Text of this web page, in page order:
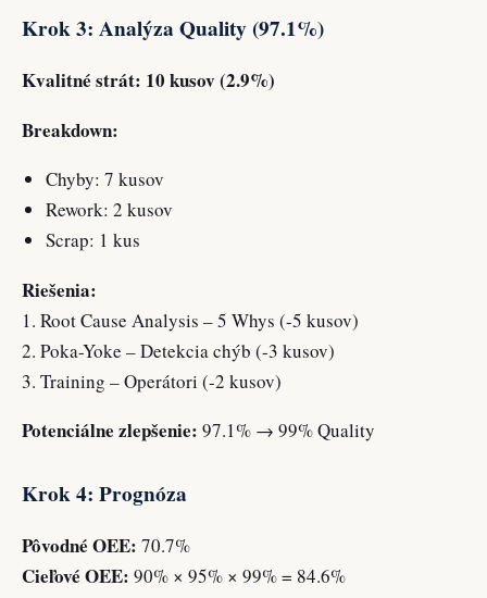
Krok 3: Analýza Quality (97.1%)
Kvalitné strát: 10 kusov (2.9%)
Breakdown:
Chyby: 7 kusov
Rework: 2 kusov
Scrap: 1 kus
Riešenia:
1. Root Cause Analysis – 5 Whys (-5 kusov)
2. Poka-Yoke – Detekcia chýb (-3 kusov)
3. Training – Operátori (-2 kusov)
Potenciálne zlepšenie: 97.1% → 99% Quality
Krok 4: Prognóza
Pôvodné OEE: 70.7%
Cieľové OEE: 90% × 95% × 99% = 84.6%